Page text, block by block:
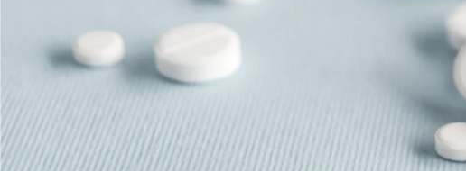
การดำเนินงานเป็น
รางวัลที่กองได้รับ
สำหรับเจ้าหน้าที่กอ